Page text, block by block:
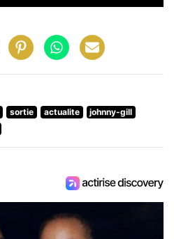
sortie actualite
johnny-gill